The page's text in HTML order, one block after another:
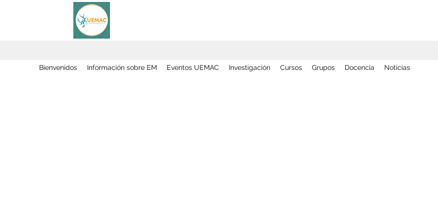
Bienvenidos Información sobre EM Eventos UEMAC Investigación Cursos Grupos Docencia Noticias